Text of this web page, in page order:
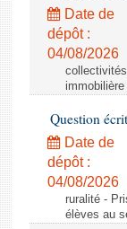
Date de
dépôt :
04/08/2026
Question
Date de
dépôt :
04/08/2026
ruralité -
élèves au